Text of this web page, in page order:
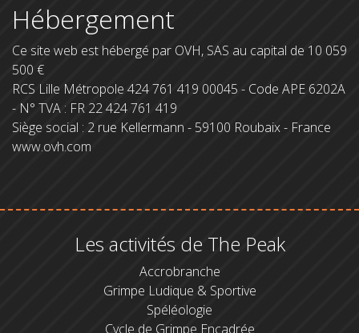
Hébergement
Ce site web est hébergé par OVH, SAS au capital de 10 059
500 €
RCS Lille Métropole 424 761 419 00045 - Code APE 6202A
- N° TVA : FR 22 424 761 419
Siège social : 2 rue Kellermann - 59100 Roubaix - France
www.ovh.com
Les activités de The Peak
Accrobranche
Grimpe Ludique & Sportive
Spéléologie
Cycle de Grimpe Encadrée